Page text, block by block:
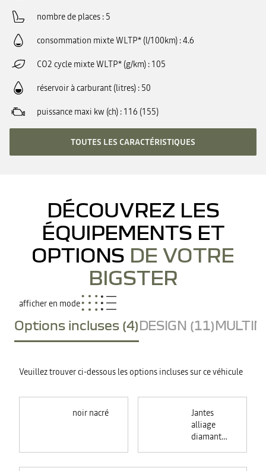
nombre de places 5
consommation mixte WLTP* (l/100km) 4.6
CO2 cycle mixte WLTP* (g/km) 105
réservoir à carburant (litres) 50
puissance maxi kw (ch) 116 (155)
TOUTES LES CARACTÉRISTIQUES
DÉCOUVREZ LES
ÉQUIPEMENTS ET
OPTIONS DE VOTRE
BIGSTER
afficher en mode
Options incluses (4)DESIGN (11)
Veuillez trouver ci-dessous les options incluses sur ce véhicule
noir nacré
Jantes
alliage
diamantées